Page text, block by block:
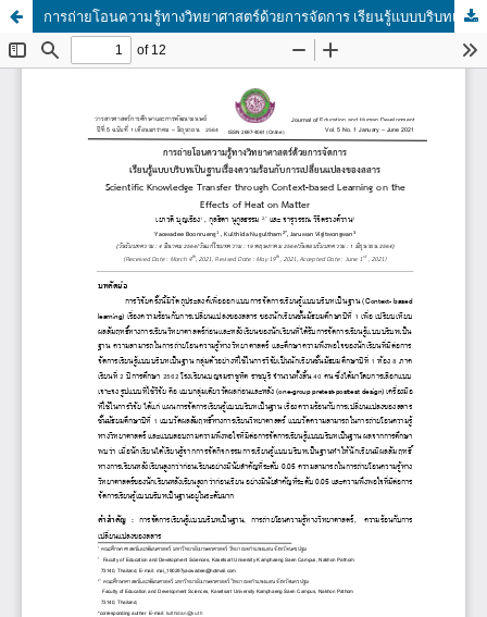
การถ่ายโอนความรู้ทางวิทยาศาสตร์ด้วยการจัดการ เรียนรู้แบบบริบทเป็นฐานเรื่องความร้อนกับการเปลี่ยนแปลงของสสาร